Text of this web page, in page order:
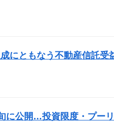
にともなう不動産信託受
に公開…投資限度・プー